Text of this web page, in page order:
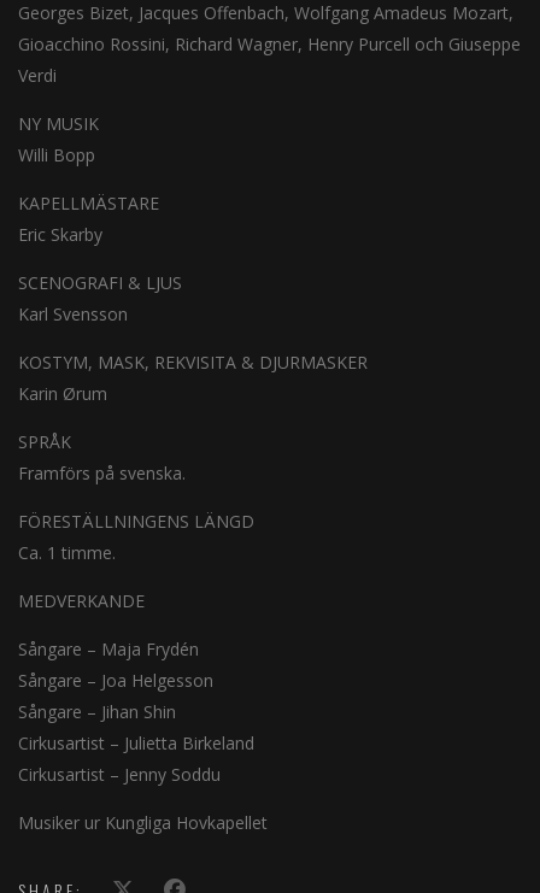
Georges Bizet, Jacques Offenbach, Wolfgang Amadeus Mozart,
Gioacchino Rossini, Richard Wagner, Henry Purcell och Giuseppe
Verdi
NY MUSIK
Willi Bopp
KAPELLMÄSTARE
Eric Skarby
SCENOGRAFI & LJUS
Karl Svensson
KOSTYM, MASK, REKVISITA & DJURMASKER
Karin Ørum
SPRÅK
Framförs på svenska.
FÖRESTÄLLNINGENS LÄNGD
Ca. 1 timme.
MEDVERKANDE
Sångare – Maja Frydén
Sångare – Joa Helgesson
Sångare – Jihan Shin
Cirkusartist – Julietta Birkeland
Cirkusartist – Jenny Soddu
Musiker ur Kungliga Hovkapellet